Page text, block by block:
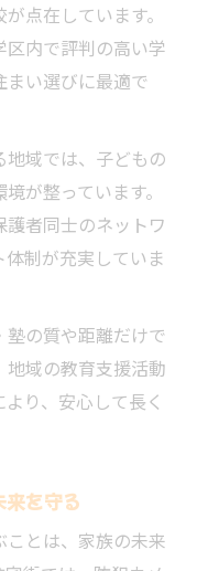
点在しています。
内で評判の高い学
い選びに最適で
域では、子どもの
が整っています。
者同士のネットワ
制が充実していま
の質や距離だけで
域の教育支援活動
り、安心して長く
を守る
とは、家族の未来